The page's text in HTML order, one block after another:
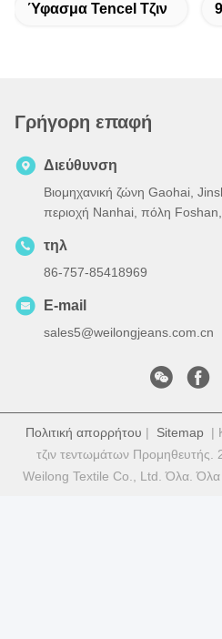
Ύφασμα Tencel Τζιν
Γρήγορη επαφή
Διεύθυνση
Βιομηχανική ζώνη Gaohai,
περιοχή Nanhai, πόλη
τηλ
86-757-85418969
E-mail
sales5@weilongjeans.com.cn
Πολιτική απορρήτου | Sitemap|
τζιν τεντωμάτων
Weilong Textile Co., Ltd. Όλα. Όλα